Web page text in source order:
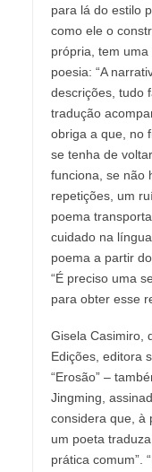
para lá do estilo
como ele o
própria, tem
poesia: “A
descrições, tudo
tradução
obriga a que, no
se tenha de
funciona, se não
repetições, um
poema
cuidado na
poema a partir
“É preciso uma
para obter esse
Gisela Casimiro,
Edições, editora
“Erosão” –
Jingming,
considera que, à
um poeta
prática comum”.